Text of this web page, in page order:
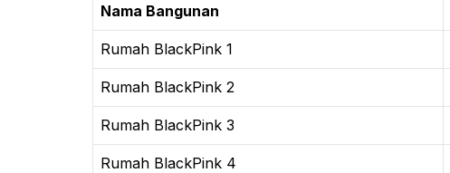
Nama Bangunan
Rumah BlackPink 1
Rumah BlackPink 2
Rumah BlackPink 3
Rumah BlackPink 4